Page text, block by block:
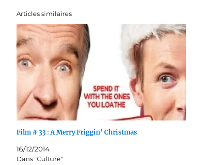
Articles similaires
Film # 33 : A Merry Friggin’ Christmas
16/12/2014
Dans "Culture"